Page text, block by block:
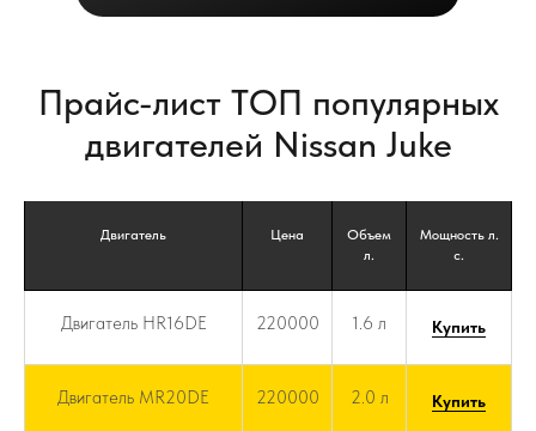
Прайс-лист ТОП популярных
двигателей Nissan Juke
Двигатель Цена
Объем
л.
Мощность л.
с.
Двигатель HR16DE 220000 1.6 л Купить
Двигатель MR20DE 220000 2.0 л Купить